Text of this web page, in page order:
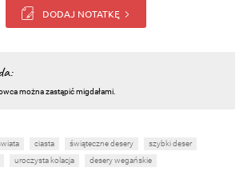
DODAJ NOTATKĘ
można zastąpić migdałami.
ciasta świąteczne desery
szybki deser
uroczysta kolacja desery wegańskie